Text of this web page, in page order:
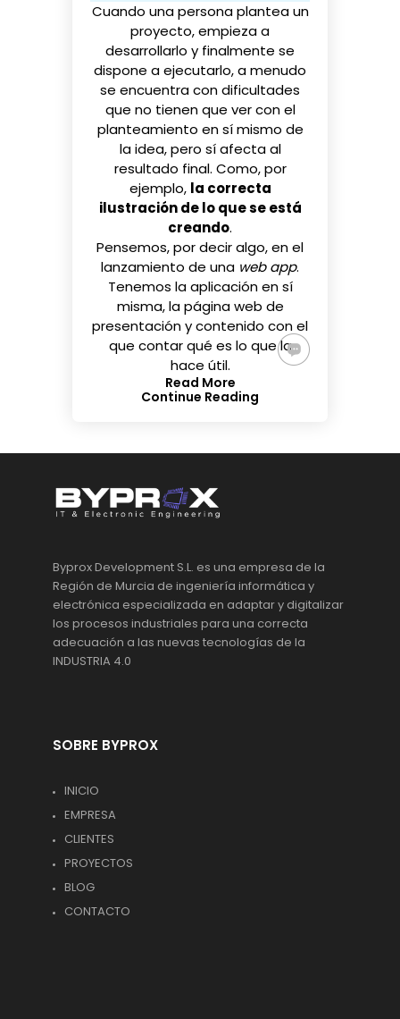
Cuando una persona plantea un
proyecto, empieza a
desarrollarlo y finalmente se
dispone a ejecutarlo, a menudo
se encuentra con dificultades
que no tienen que ver con el
planteamiento en sí mismo de
la idea, pero sí afecta al
resultado final. Como, por
ejemplo, la correcta
ilustración de lo que se está
creando.
Pensemos, por decir algo, en el
lanzamiento de una web app.
Tenemos la aplicación en sí
misma, la página web de
presentación y contenido con el
que contar qué es lo que la
hace útil.
Read More
Continue Reading
Byprox Development S.L. es una empresa de la
Región de Murcia de ingeniería informática y
electrónica especializada en adaptar y digitalizar
los procesos industriales para una correcta
adecuación a las nuevas tecnologías de la
INDUSTRIA 4.0
SOBRE BYPROX
INICIO
EMPRESA
CLIENTES
PROYECTOS
BLOG
CONTACTO